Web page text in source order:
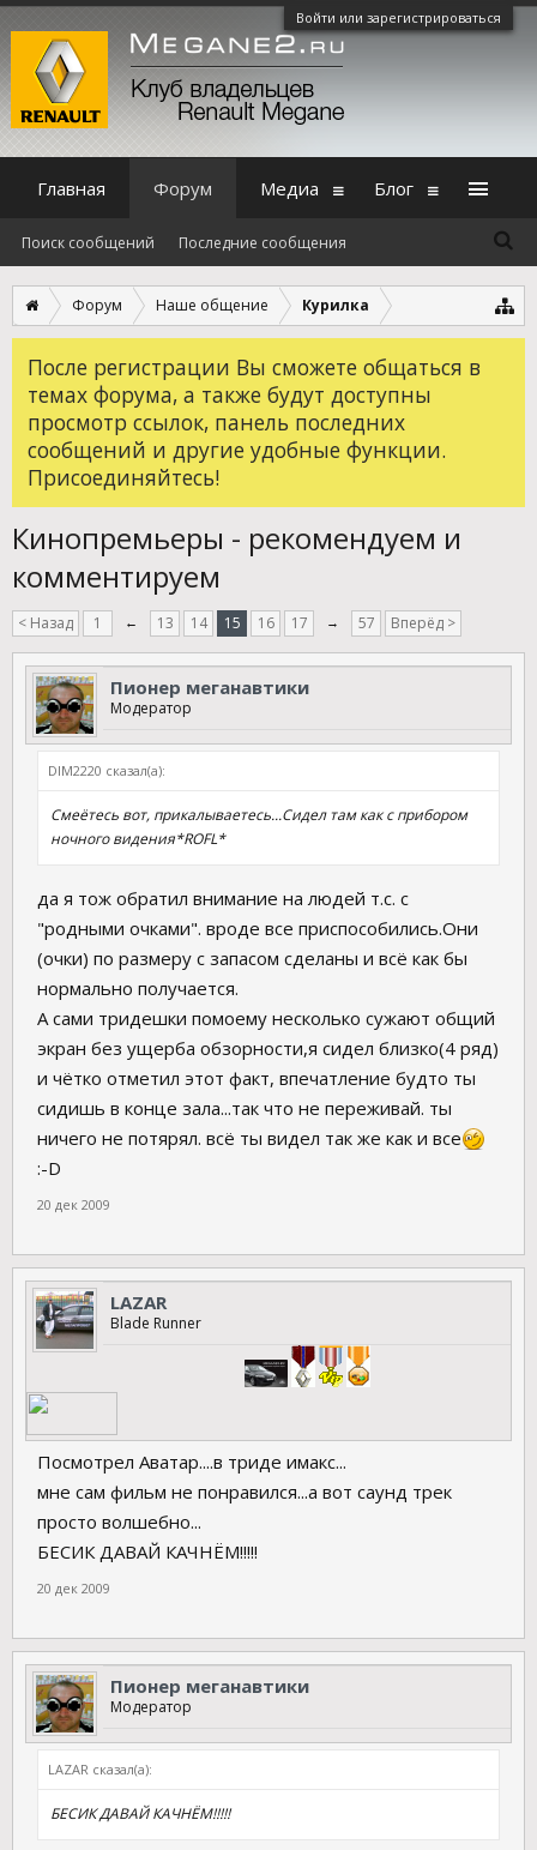
Войти или зарегистрироваться
Форум Наше общение Курилка
После регистрации Вы сможете общаться в
темах форума, а также будут доступны
просмотр ссылок, панель последних
сообщений и другие удобные функции.
Присоединяйтесь!
Кинопремьеры - рекомендуем и
комментируем
< Назад 1 ← 13 14 15 16 17 → 57 Вперёд >
Пионер меганавтики
Модератор
DIM2220 сказал(а):
Смеётесь вот, прикалываетесь...Сидел там как с прибором
ночного видения*ROFL*
да я тож обратил внимание на людей т.с. с
"родными очками". вроде все приспособились.Они
(очки) по размеру с запасом сделаны и всё как бы
нормально получается.
А сами тридешки помоему несколько сужают общий
экран без ущерба обзорности,я сидел близко(4 ряд)
и чётко отметил этот факт, впечатление будто ты
сидишь в конце зала...так что не переживай. ты
ничего не потярял. всё ты видел так же как и все
:-D
20 дек 2009
LAZAR
Blade Runner
Посмотрел Аватар....в триде имакс...
мне сам фильм не понравился...а вот саунд трек
просто волшебно...
БЕСИК ДАВАЙ КАЧНЁМ!!!!!
20 дек 2009
Пионер меганавтики
Модератор
LAZAR сказал(а):
БЕСИК ДАВАЙ КАЧНЁМ!!!!!
Главная Форум
Поиск сообщений Последние сообщения
Медиа Блог